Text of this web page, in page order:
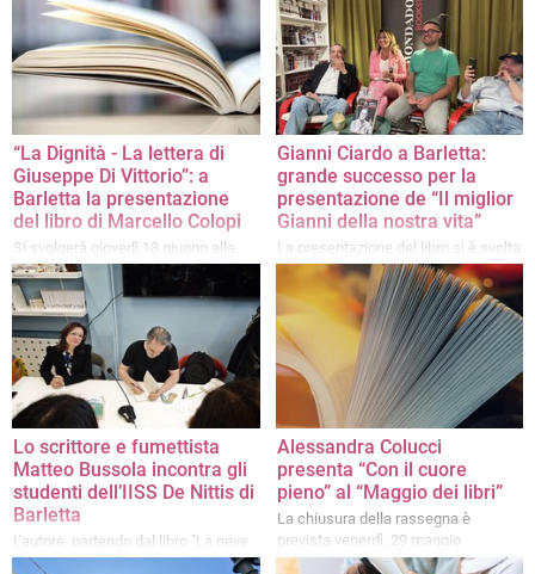
tappe nella storia di Barletta”
“La Dignità - La lettera di
Giuseppe Di Vittorio”: a
Barletta la presentazione
del libro di Marcello Colopi
Si svolgerà giovedì 18 giugno alla
libreria Mondadori
Gianni Ciardo a Barletta:
grande successo per la
presentazione de “Il miglior
Gianni della nostra vita”
La presentazione del libro si è svolta
ieri alle ore 19 presso la libreria
Mondadori di Barletta
Lo scrittore e fumettista
Matteo Bussola incontra gli
studenti dell’IISS De Nittis di
Barletta
L'autore, partendo dal libro "La neve
in fondo al mare" ha trattato temi
Alessandra Colucci
presenta “Con il cuore
pieno” al “Maggio dei libri”
La chiusura della rassegna è
prevista venerdì, 29 maggio